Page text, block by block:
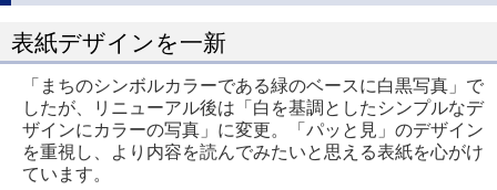
表紙デザインを一新
「まちのシンボルカラーである緑のベースに白黒写真」で
したが、リニューアル後は「白を基調としたシンプルなデ
ザインにカラーの写真」に変更。「パッと見」のデザイン
を重視し、より内容を読んでみたいと思える表紙を心がけ
ています。